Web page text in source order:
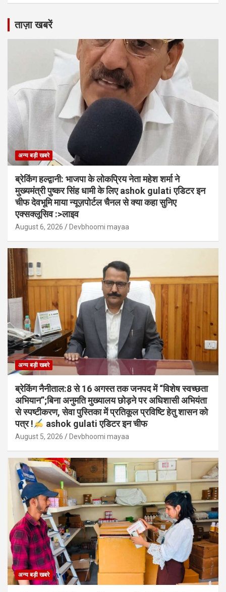
ताज़ा खबरें
अन्य बड़ी खबरे
ब्रेकिंग हल्द्वानी: भाजपा के लोकप्रिय नेता महेश शर्मा ने
मुख्यमंत्री पुष्कर सिंह धामी के लिए ashok gulati एडिटर इन
चीफ देवभूमि माया न्यूज़पोर्टल चैनल से क्या कहा सुनिए
एक्सक्लूसिव :>लाइव
August 6, 2026 Devbhoomi mayaa
अन्य बड़ी खबरे
ब्रेकिंग नैनीताल:8 से 16 अगस्त तक जनपद में “विशेष स्वच्छता
अभियान”;बिना अनुमति मुख्यालय छोड़ने पर अधिशासी अभियंता
से स्पष्टीकरण, सेवा पुस्तिका में प्रतिकूल प्रविष्टि हेतु शासन को
पत्र !
ashok gulati एडिटर इन चीफ
August 5, 2026 Devbhoomi mayaa
अन्य बड़ी खबरे